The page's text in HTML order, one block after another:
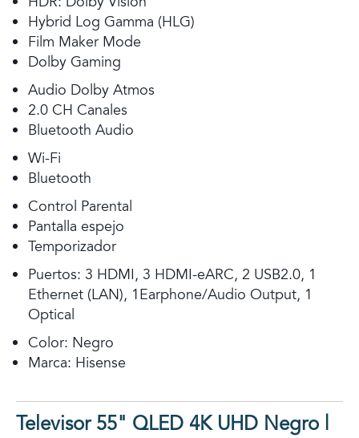
Hybrid Log Gamma (HLG)
Film Maker Mode
Dolby Gaming
Audio Dolby Atmos
2.0 CH Canales
Bluetooth Audio
Wi-Fi
Bluetooth
Control Parental
Pantalla espejo
Temporizador
Puertos: 3 HDMI, 3 HDMI-eARC, 2 USB2.0, 1
Ethernet (LAN), 1Earphone/Audio Output, 1
Optical
Color: Negro
Marca: Hisense
Televisor 55" QLED 4K UHD Negro |